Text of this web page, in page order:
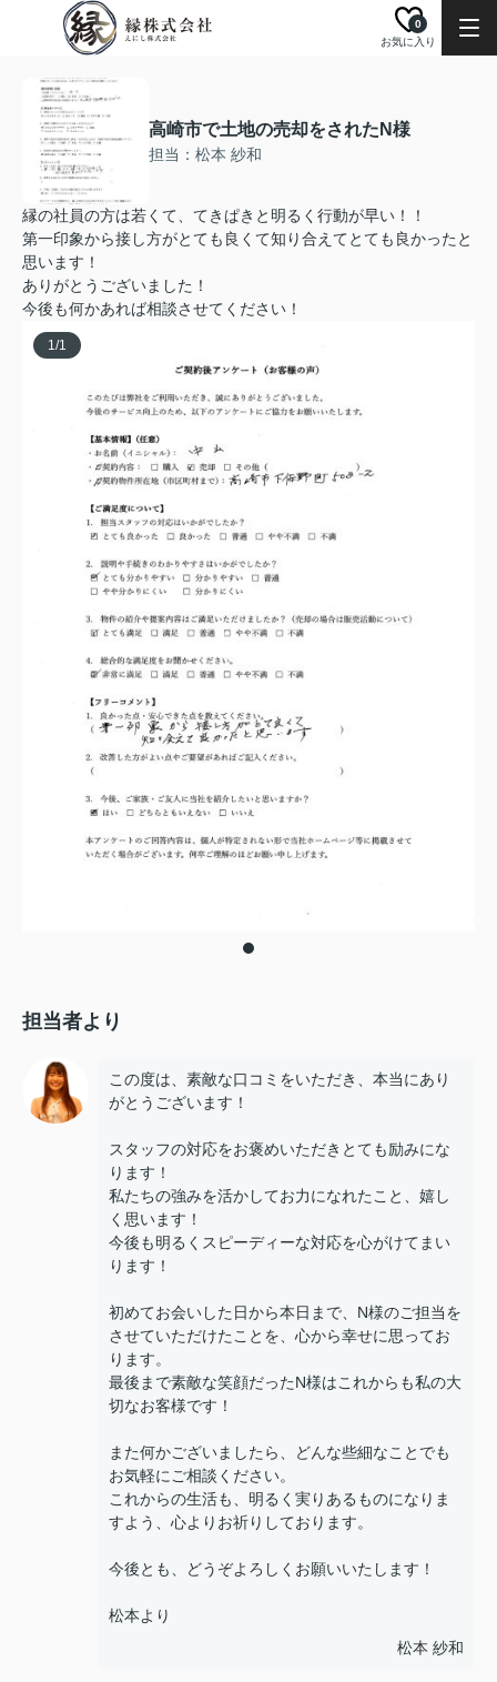
お気に入り
0
高崎市で土地の売却をされたN様
担当：松本 紗和
縁の社員の方は若くて、てきぱきと明るく行動が早い！！
第一印象から接し方がとても良くて知り合えてとても良かったと
思います！
ありがとうございました！
今後も何かあれば相談させてください！
1/1
担当者より
この度は、素敵な口コミをいただき、本当にあり
がとうございます！
スタッフの対応をお褒めいただきとても励みにな
ります！
私たちの強みを活かしてお力になれたこと、嬉し
く思います！
今後も明るくスピーディーな対応を心がけてまい
ります！
初めてお会いした日から本日まで、N様のご担当を
させていただけたことを、心から幸せに思ってお
ります。
最後まで素敵な笑顔だったN様はこれからも私の大
切なお客様です！
また何かございましたら、どんな些細なことでも
お気軽にご相談ください。
これからの生活も、明るく実りあるものになりま
すよう、心よりお祈りしております。
今後とも、どうぞよろしくお願いいたします！
松本より
松本 紗和